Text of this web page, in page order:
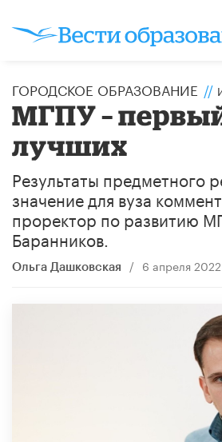
ГОРОДСКОЕ ОБРАЗОВАНИЕ //
МГПУ –
лучших
Результаты предметного
значение для вуза
проректор по развитию
Баранников.
Ольга Дашковская / 6 апреля 2022